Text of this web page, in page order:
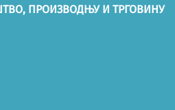
ПРОИЗВОДЊУ И ТРГОВИНУ